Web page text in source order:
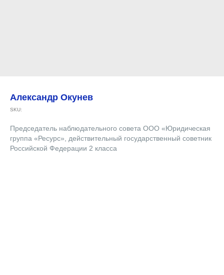
Александр Окунев
SKU:
Председатель наблюдательного совета ООО «Юридическая
группа «Ресурс», действительный государственный советник
Российской Федерации 2 класса